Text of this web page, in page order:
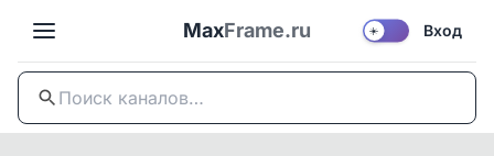
MaxFrame.ru ☀️ Вход